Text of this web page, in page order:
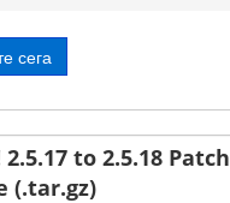
сега
to 2.5.18 Patch
(.tar.gz)